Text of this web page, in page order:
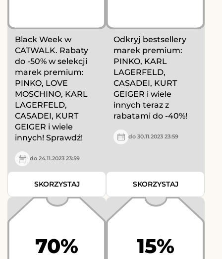
Black Week w
CATWALK. Rabaty
do -50% w selekcji
marek premium:
PINKO, LOVE
MOSCHINO, KARL
LAGERFELD,
CASADEI, KURT
GEIGER i wiele
innych! Sprawdź!
do 24.11.2023 23:59
SKORZYSTAJ
Odkryj bestsellery
marek premium:
PINKO, KARL
LAGERFELD,
CASADEI, KURT
GEIGER i wiele
innych teraz z
rabatami do -40%!
do 30.11.2023 23:59
SKORZYSTAJ
70% 15%